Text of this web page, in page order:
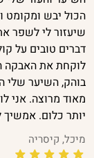
הכול יבש ומקומט
שיעזור לי לשפר
דברים טובים על
לוקחת את האבקה
בוהק, השיער שלי
מאוד מרוצה. אני
יותר כלום. אמשיך
מיכל, קיסריה